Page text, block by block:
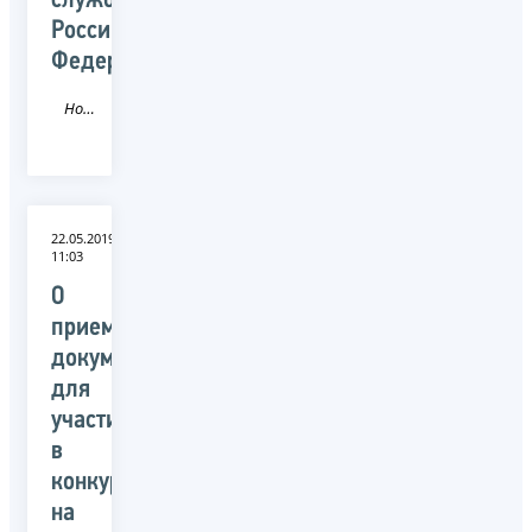
Российской
Федерации
Новость
22.05.2019
11:03
О
приеме
документов
для
участия
в
конкурсе
на